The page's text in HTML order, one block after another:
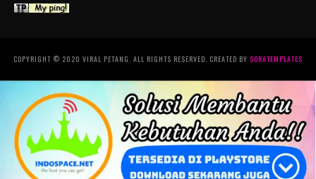
COPYRIGHT © 2020 VIRAL PETANG. ALL RIGHTS RESERVED. CREATED BY SORATEMPLATES